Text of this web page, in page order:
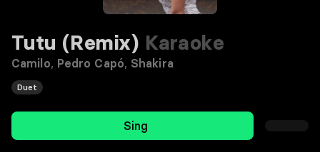
Tutu (Remix) Karaoke
Camilo, Pedro Capó, Shakira
Duet
Sing